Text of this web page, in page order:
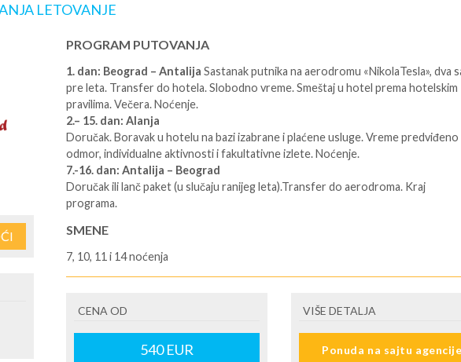
LETOVANJE
PROGRAM PUTOVANJA
1. dan: Beograd – Antalija Sastanak putnika na aerodromu «NikolaTesla», dva
pre leta. Transfer do hotela. Slobodno vreme. Smeštaj u hotel prema hotelskim
pravilima. Večera. Noćenje.
2.– 15. dan: Alanja
Doručak. Boravak u hotelu na bazi izabrane i plaćene usluge. Vreme predviđeno
odmor, individualne aktivnosti i fakultativne izlete. Noćenje.
7.-16. dan: Antalija – Beograd
Doručak ili lanč paket (u slučaju ranijeg leta).Transfer do aerodroma. Kraj
programa.
SMENE
7, 10, 11 i 14 noćenja
Plaćanje po srednjem kursu NBS On-line plaćanje karticama direktno na sajtu
U CENU JE UKLJUČENO
CENA OD
540EUR
VIŠE DETALJA
Ponuda na sajtu